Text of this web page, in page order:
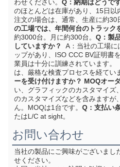
わせください。 Q：納期はどうで
のほとんどは在庫があり、15日以
注文の場合は、通常、生産に約30
の工場では、年間何台のトラック
約3000台。月に約300台。 Q：製
していますか？
A：当社の工場
ップがあり、ISO CCC BV証明書
業員は十分に訓練されています。
は、厳格な検査プロセスを経てい
ーを受け付けますか？ MOQオー
い、グラフィックのカスタマイズ
のカスタマイズなどを含みますが
ん。MOQは1台です。 Q：支払い
たはL/C at sight。
お問い合わせ
当社の製品にご興味がございまし
せください。